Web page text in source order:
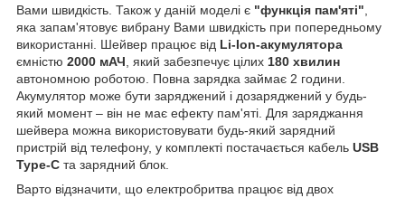
Вами швидкість. Також у даній моделі є "функція пам'яті",
яка запам'ятовує вибрану Вами швидкість при попередньому
використанні. Шейвер працює від Li-Ion-акумулятора
ємністю 2000 мАЧ, який забезпечує цілих 180 хвилин
автономною роботою. Повна зарядка займає 2 години.
Акумулятор може бути заряджений і дозаряджений у будь-
який момент – він не має ефекту пам'яті. Для заряджання
шейвера можна використовувати будь-який зарядний
пристрій від телефону, у комплекті постачається кабель USB
Type-C та зарядний блок.
Варто відзначити, що електробритва працює від двох